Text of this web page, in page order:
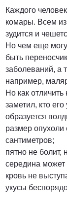
Каждого
комары. Всем
зудится и
Но чем еще
быть
заболеваний, а
например,
Но как
заметил, кто
образуется
размер
сантиметров;
пятно не болит,
середина может
кровь не
укусы